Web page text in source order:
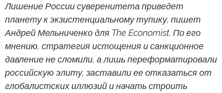
Лишение России суверенитета приведет
планету к экзистенциальному тупику, пишет
Андрей Мельниченко для The Economist. По его
мнению, стратегия истощения и санкционное
давление не сломили, а лишь переформатировали
российскую элиту, заставили ее отказаться от
глобалистских иллюзий и начать строить